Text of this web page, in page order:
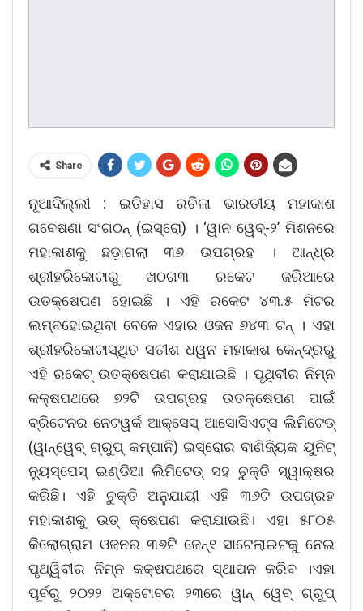
Share
ନୂଆଦିଲ୍ଲୀ : ଇତିହାସ ରଚିଲା ଭାରତୀୟ ମହାକାଶ
ଗବେଷଣା ସଂଗଠନ୍ (ଇସ୍ରୋ) । ‘ୱାନ ୱେବ୍-୨’ ମିଶନରେ
ମହାକାଶକୁ ଛଡ଼ାଗଲା ୩୬ ଉପଗ୍ରହ । ଆନ୍ଧ୍ର
ଶ୍ରୀହରିକୋଟାରୁ ଖଠଗ୩ ରକେଟ ଜରିଆରେ
ଉତକ୍ଷେପଣ ହୋଇଛି । ଏହି ରକେଟ ୪୩.୫ ମିଟର
ଲମ୍ବହୋଇଥିବା ବେଳେ ଏହାର ଓଜନ ୬୪୩ ଟନ୍ । ଏହା
ଶ୍ରୀହରିକୋଟାସ୍ଥିତ ସତୀଶ ଧୱନ ମହାକାଶ କେନ୍ଦ୍ରରୁ
ଏହି ରକେଟ୍ ଉତକ୍ଷେପଣ କରାଯାଇଛି । ପୃଥିବୀର ନିମ୍ନ
କକ୍ଷପଥରେ ୭୨ଟି ଉପଗ୍ରହ ଉତକ୍ଷେପଣ ପାଇଁ
ବ୍ରିଟେନର ନେଟୱର୍କ ଆକ୍ସେସ୍ ଆସୋସିଏଟ୍ସ ଲିମିଟେଡ୍
(ୱାନ୍ୱେବ୍ ଗ୍ରୁପ୍ କମ୍ପାନି) ଇସ୍ରୋର ବାଣିଜ୍ୟିକ ୟୁନିଟ୍
ନ୍ୟୁସ୍ପେସ୍ ଇଣ୍ଡିଆ ଲିମିଟେଡ୍ ସହ ଚୁକ୍ତି ସ୍ୱାକ୍ଷର
କରିଛି। ଏହି ଚୁକ୍ତି ଅନୁଯାୟୀ ଏହି ୩୬ଟି ଉପଗ୍ରହ
ମହାକାଶକୁ ଉତ୍ କ୍ଷେପଣ କରାଯାଉଛି। ଏହା ୫୮୦୫
କିଲୋଗ୍ରାମ ଓଜନର ୩୬ଟି ଜେନ୍୧ ସାଟେଲାଇଟକୁ ନେଇ
ପୃଥ୍ୱିବୀର ନିମ୍ନ କକ୍ଷପଥରେ ସ୍ଥାପନ କରିବ ।ଏହା
ପୂର୍ବରୁ ୨୦୨୨ ଅକ୍ଟୋବର ୨୩ରେ ୱାନ୍ ୱେବ୍ ଗ୍ରୁପ୍